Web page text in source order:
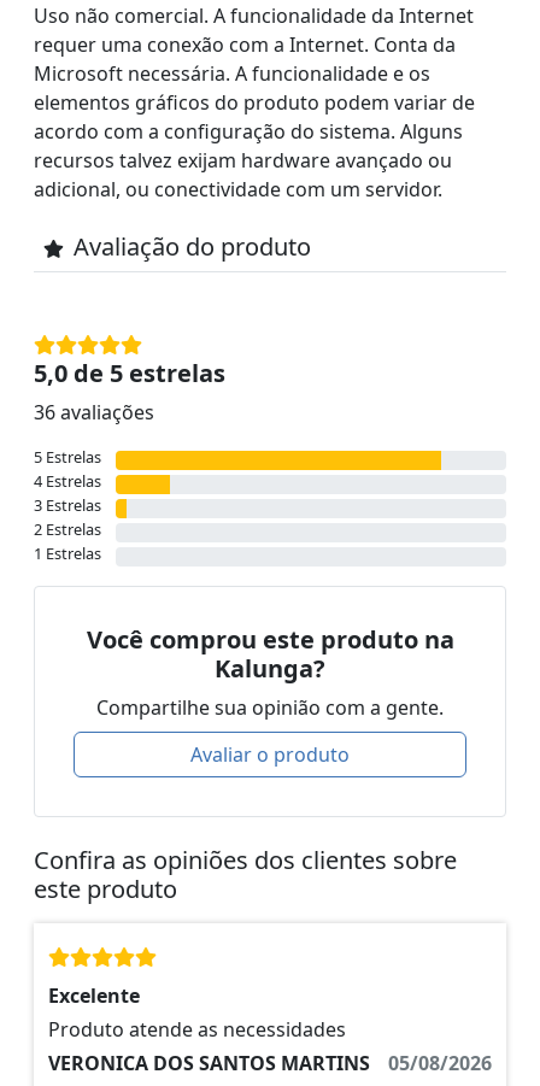
Uso não comercial. A funcionalidade da Internet
requer uma conexão com a Internet. Conta da
Microsoft necessária. A funcionalidade e os
elementos gráficos do produto podem variar de
acordo com a configuração do sistema. Alguns
recursos talvez exijam hardware avançado ou
adicional, ou conectividade com um servidor.
Avaliação do produto
5,0 de 5 estrelas
36 avaliações
5 Estrelas
4 Estrelas
3 Estrelas
2 Estrelas
1 Estrelas
Você comprou este produto na
Kalunga?
Compartilhe sua opinião com a gente.
Avaliar o produto
Confira as opiniões dos clientes sobre
este produto
Excelente
Produto atende as necessidades
VERONICA DOS SANTOS MARTINS
05/08/2026